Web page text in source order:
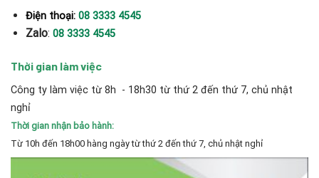
Điện thoại: 08 3333 4545
Zalo: 08 3333 4545
Thời gian làm việc
Công ty làm việc từ 8h - 18h30 từ thứ 2 đến thứ 7, chủ nhật
nghỉ
Thời gian nhận bảo hành:
Từ 10h đến 18h00 hàng ngày từ thứ 2 đến thứ 7, chủ nhật nghỉ